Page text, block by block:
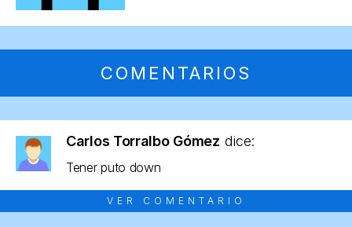
COMENTARIOS
Carlos Torralbo Gómez dice:
Tener puto down
VER COMENTARIO